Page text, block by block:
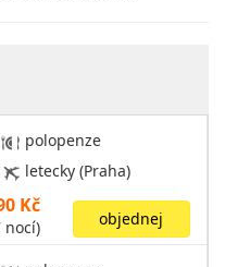
polopenze
letecky (Praha)
Kč
nocí) objednej